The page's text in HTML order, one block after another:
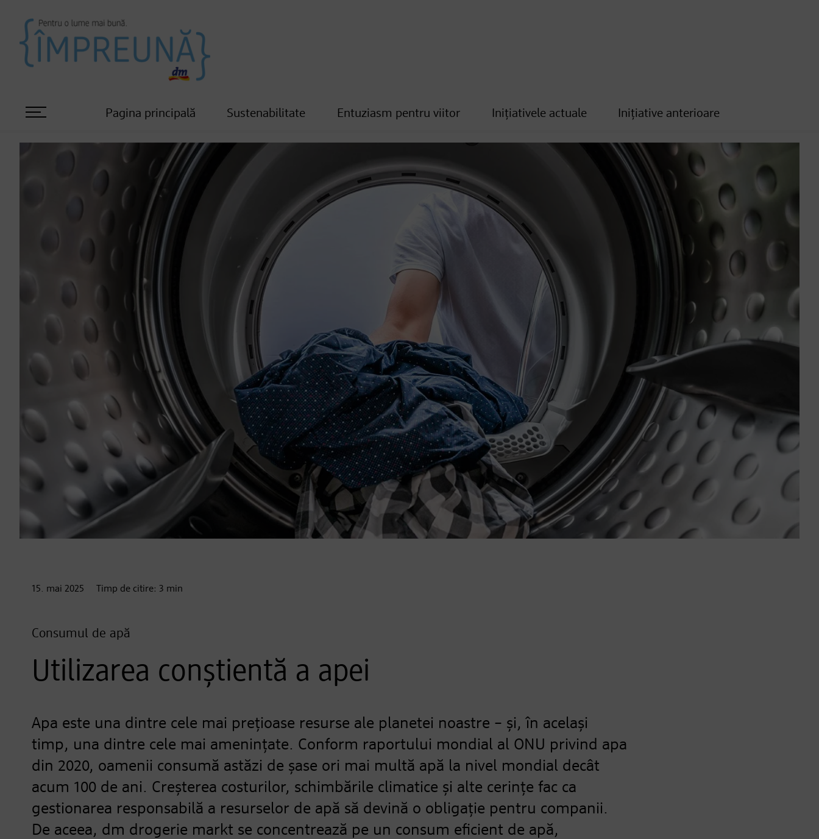
Pagina principală Sustenabilitate Entuziasm pentru viitor Inițiativele actuale Inițiative anterioare
15. mai 2025 Timp de citire: 3 min
Consumul de apă
Utilizarea conștientă a apei
Apa este una dintre cele mai prețioase resurse ale planetei noastre – și, în același
timp, una dintre cele mai amenințate. Conform raportului mondial al ONU privind apa
din 2020, oamenii consumă astăzi de șase ori mai multă apă la nivel mondial decât
acum 100 de ani. Creșterea costurilor, schimbările climatice și alte cerințe fac ca
gestionarea responsabilă a resurselor de apă să devină o obligație pentru companii.
De aceea, dm drogerie markt se concentrează pe un consum eficient de apă,